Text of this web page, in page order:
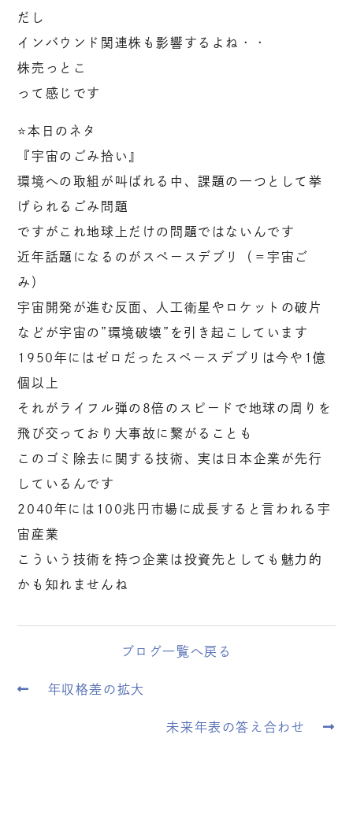
だし
インバウンド関連株も影響するよね・・
株売っとこ
って感じです
⭐️本日のネタ
『宇宙のごみ拾い』
環境への取組が叫ばれる中、課題の一つとして挙
げられるごみ問題
ですがこれ地球上だけの問題ではないんです
近年話題になるのがスペースデブリ（＝宇宙ご
み）
宇宙開発が進む反面、人工衛星やロケットの破片
などが宇宙の”環境破壊”を引き起こしています
1950年にはゼロだったスペースデブリは今や1億
個以上
それがライフル弾の8倍のスピードで地球の周りを
飛び交っており大事故に繋がることも
このゴミ除去に関する技術、実は日本企業が先行
しているんです
2040年には100兆円市場に成長すると言われる宇
宙産業
こういう技術を持つ企業は投資先としても魅力的
かも知れませんね
ブログ一覧へ戻る
年収格差の拡大
未来年表の答え合わせ